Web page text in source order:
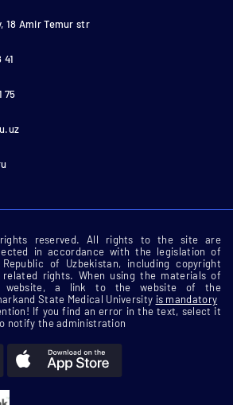
18 Amir Temur str
75
reserved. All rights to the site are
in accordance with the legislation of
of Uzbekistan, including copyright
related rights. When using the materials of
website, a link to the website of the
State Medical University is mandatory
If you find an error in the text, select it
notify the administration